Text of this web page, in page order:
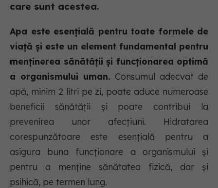
care sunt acestea.
Apa este esențială pentru toate formele de
viață și este un element fundamental pentru
menținerea sănătății și funcționarea optimă
a organismului uman. Consumul adecvat de
apă, minim 2 litri pe zi, poate aduce numeroase
beneficii sănătății și poate contribui la
prevenirea unor afecțiuni. Hidratarea
corespunzătoare este esențială pentru a
asigura buna funcționare a organismului și
pentru a menține sănătatea fizică, dar și
psihică, pe termen lung.